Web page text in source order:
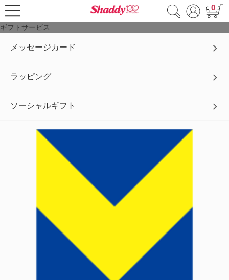
0
ギフトサービス
メッセージカード
ラッピング
ソーシャルギフト